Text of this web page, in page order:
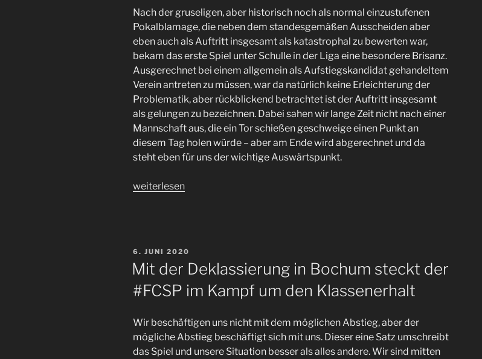
Rückblick
mit
besonderem
Augenmerk
auf
die
letzte
Partie
in
Heidenheim.“
Nach der gruseligen, aber historisch noch als normal einzustufenen
Pokalblamage, die neben dem standesgemäßen Ausscheiden aber
eben auch als Auftritt insgesamt als katastrophal zu bewerten war,
bekam das erste Spiel unter Schulle in der Liga eine besondere Brisanz.
Ausgerechnet bei einem allgemein als Aufstiegskandidat gehandeltem
Verein antreten zu müssen, war da natürlich keine Erleichterung der
Problematik, aber rückblickend betrachtet ist der Auftritt insgesamt
als gelungen zu bezeichnen. Dabei sahen wir lange Zeit nicht nach einer
Mannschaft aus, die ein Tor schießen geschweige einen Punkt an
diesem Tag holen würde – aber am Ende wird abgerechnet und da
steht eben für uns der wichtige Auswärtspunkt.
„Im
–
#FCSP
Bochum“
weiterlesen
VERÖFFENTLICHT
AM
6. JUNI 2020
Mit der Deklassierung in Bochum steckt der
#FCSP im Kampf um den Klassenerhalt
Wir beschäftigen uns nicht mit dem möglichen Abstieg, aber der
mögliche Abstieg beschäftigt sich mit uns. Dieser eine Satz umschreibt
das Spiel und unsere Situation besser als alles andere. Wir sind mitten